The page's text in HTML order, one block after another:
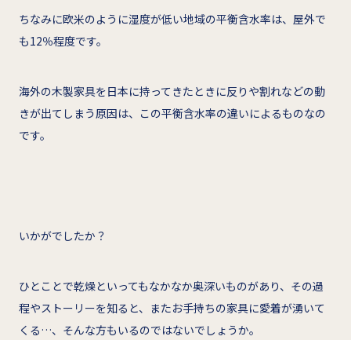
ちなみに欧米のように湿度が低い地域の平衡含水率は、屋外で
も12％程度です。
海外の木製家具を日本に持ってきたときに反りや割れなどの動
きが出てしまう原因は、この平衡含水率の違いによるものなの
です。
いかがでしたか？
ひとことで乾燥といってもなかなか奥深いものがあり、その過
程やストーリーを知ると、またお手持ちの家具に愛着が湧いて
くる…、そんな方もいるのではないでしょうか。